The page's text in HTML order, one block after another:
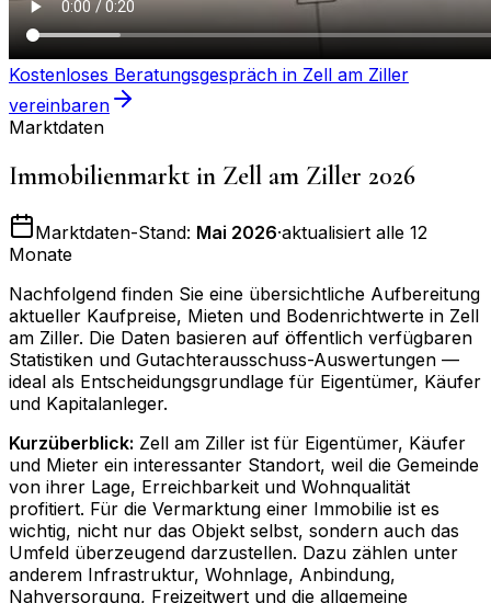
Kostenloses Beratungsgespräch in Zell am Ziller
vereinbaren
Marktdaten
Immobilienmarkt in Zell am Ziller 2026
Marktdaten-Stand: Mai 2026·aktualisiert alle 12
Monate
Nachfolgend finden Sie eine übersichtliche Aufbereitung
aktueller Kaufpreise, Mieten und Bodenrichtwerte in Zell
am Ziller. Die Daten basieren auf öffentlich verfügbaren
Statistiken und Gutachterausschuss-Auswertungen —
ideal als Entscheidungsgrundlage für Eigentümer, Käufer
und Kapitalanleger.
Kurzüberblick: Zell am Ziller ist für Eigentümer, Käufer
und Mieter ein interessanter Standort, weil die Gemeinde
von ihrer Lage, Erreichbarkeit und Wohnqualität
profitiert. Für die Vermarktung einer Immobilie ist es
wichtig, nicht nur das Objekt selbst, sondern auch das
Umfeld überzeugend darzustellen. Dazu zählen unter
anderem Infrastruktur, Wohnlage, Anbindung,
Nahversorgung, Freizeitwert und die allgemeine